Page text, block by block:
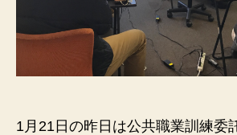
1月21日の昨日は公共職業訓練委